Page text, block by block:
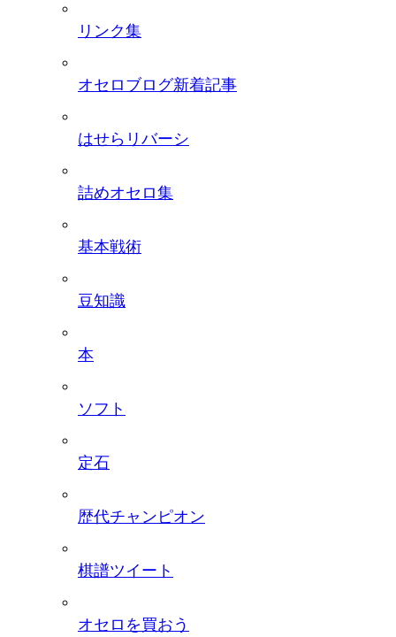
リンク集
オセロブログ新着記事
はせらリバーシ
詰めオセロ集
基本戦術
豆知識
本
ソフト
定石
歴代チャンピオン
棋譜ツイート
オセロを買おう